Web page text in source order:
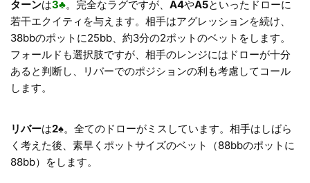
ターンは3♣。完全なラグですが、 A4やA5といったドローに
若干エクイティを与えます。相手はアグレッションを続け、
38bbのポットに25bb、約3分の2ポットのベットをします。
フォールドも選択肢ですが、相手のレンジにはドローが十分
あると判断し、リバーでのポジションの利も考慮してコール
します。
リバーは2♠。全てのドローがミスしています。相手はしばら
く考えた後、素早くポットサイズのベット（88bbのポットに
88bb）をします。